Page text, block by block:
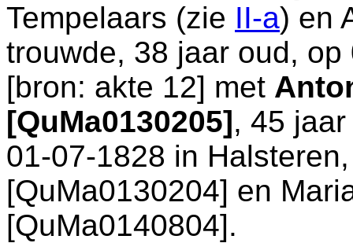
Tempelaars (zie II-a) en
trouwde, 38 jaar oud,
[bron: akte 12] met
[QuMa0130205], 45
01-07-1828 in Halsteren
[QuMa0130204] en
[QuMa0140804].